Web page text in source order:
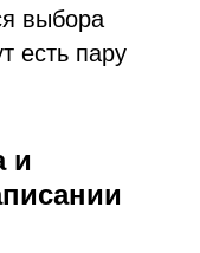
выбора
есть пару
и